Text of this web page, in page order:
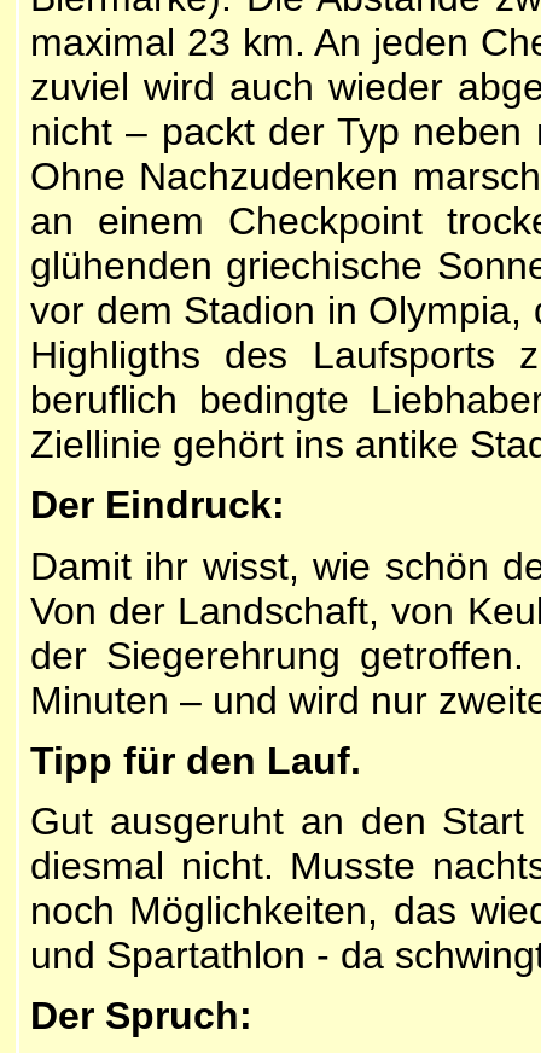
maximal 23 km. An jeden
zuviel wird auch wieder
nicht – packt der Typ
Ohne Nachzudenken
an einem Checkpoint
glühenden griechische
vor dem Stadion in Olympia,
Highligths des Laufsports
beruflich bedingte
Ziellinie gehört ins antike
Der Eindruck:
Damit ihr wisst, wie schön
Von der Landschaft, von
der Siegerehrung
Minuten – und wird nur
Tipp für den Lauf.
Gut ausgeruht an den
diesmal nicht. Musste
noch Möglichkeiten, das
und Spartathlon - da
Der Spruch: